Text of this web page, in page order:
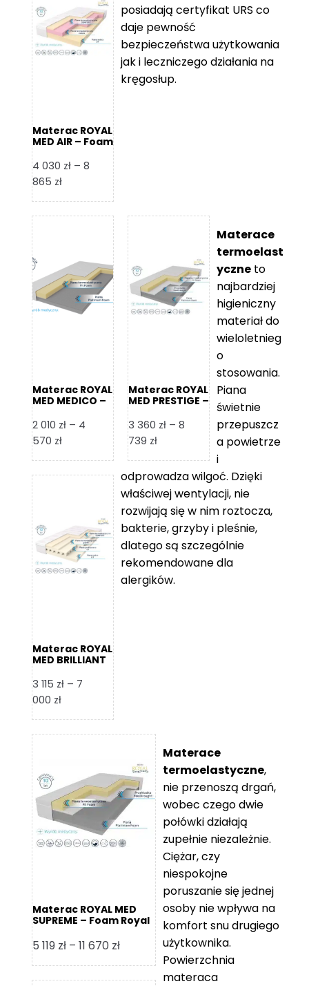
5
279 zł
2
279 zł
Materac ROYAL
MED AIR – Foam
4 030 zł – 8
865 złZakres
od
do
8
865 zł
posiadają certyfikat URS co
daje pewność
bezpieczeństwa użytkowania
jak i leczniczego działania na
kręgosłup.
Materac ROYAL
MED MEDICO –
2 010 zł – 4
570 złZakres
od
4
570 zł
Materac ROYAL
MED PRESTIGE –
3 360 zł – 8
739 złZakres
od
3
360 zł
do
8
739 zł
Materac ROYAL
MED BRILLIANT
3 115 zł – 7
000 złZakres
od
7
000 zł
Materace
termoelast
yczne to
najbardziej
higieniczny
materiał do
wieloletnieg
o
stosowania.
Piana
świetnie
przepuszcz
a powietrze
i
odprowadza wilgoć. Dzięki
właściwej wentylacji, nie
rozwijają się w nim roztocza,
bakterie, grzyby i pleśnie,
dlatego są szczególnie
rekomendowane dla
alergików.
Materac ROYAL MED
SUPREME – Foam Royal
5 119 zł – 11 670 złZakres
cen:
od
Materace
termoelastyczne,
nie przenoszą drgań,
wobec czego dwie
połówki działają
zupełnie niezależnie.
Ciężar, czy
niespokojne
poruszanie się jednej
osoby nie wpływa na
komfort snu drugiego
użytkownika.
Powierzchnia
materaca